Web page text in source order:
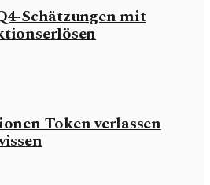
Schätzungen mit
Token verlassen